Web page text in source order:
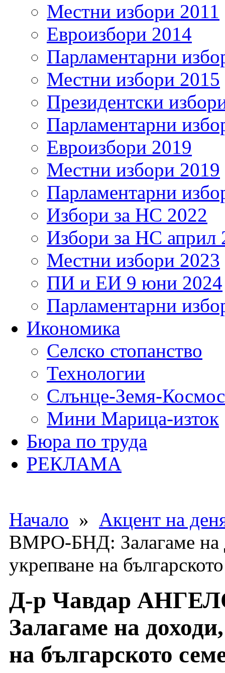
Местни избори 2011
Евроизбори 2014
Парламентарни
Местни избори 2015
Президентски
Парламентарни
Евроизбори 2019
Местни избори 2019
Парламентарни
Избори за НС 2022
Избори за НС април
Местни избори 2023
ПИ и ЕИ 9 юни 2024
Парламентарни
Икономика
Селско стопанство
Технологии
Слънце-Земя-Космос
Мини Марица-изток
Бюра по труда
РЕКЛАМА
Начало » Акцент на
ВМРО-БНД: Залагаме на
укрепване на
Д-р Чавдар
Залагаме на
на българското